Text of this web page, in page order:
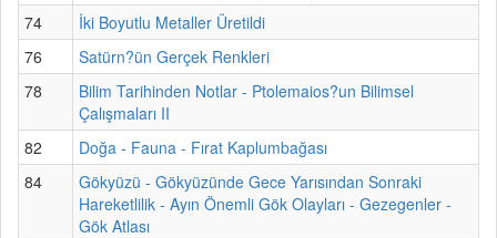
74
İki Boyutlu Metaller Üretildi
76
Satürn?ün Gerçek Renkleri
78
Bilim Tarihinden Notlar - Ptolemaios?un Bilimsel
Çalışmaları II
82
Doğa - Fauna - Fırat Kaplumbağası
84
Gökyüzü - Gökyüzünde Gece Yarısından Sonraki
Hareketlilik - Ayın Önemli Gök Olayları - Gezegenler -
Gök Atlası